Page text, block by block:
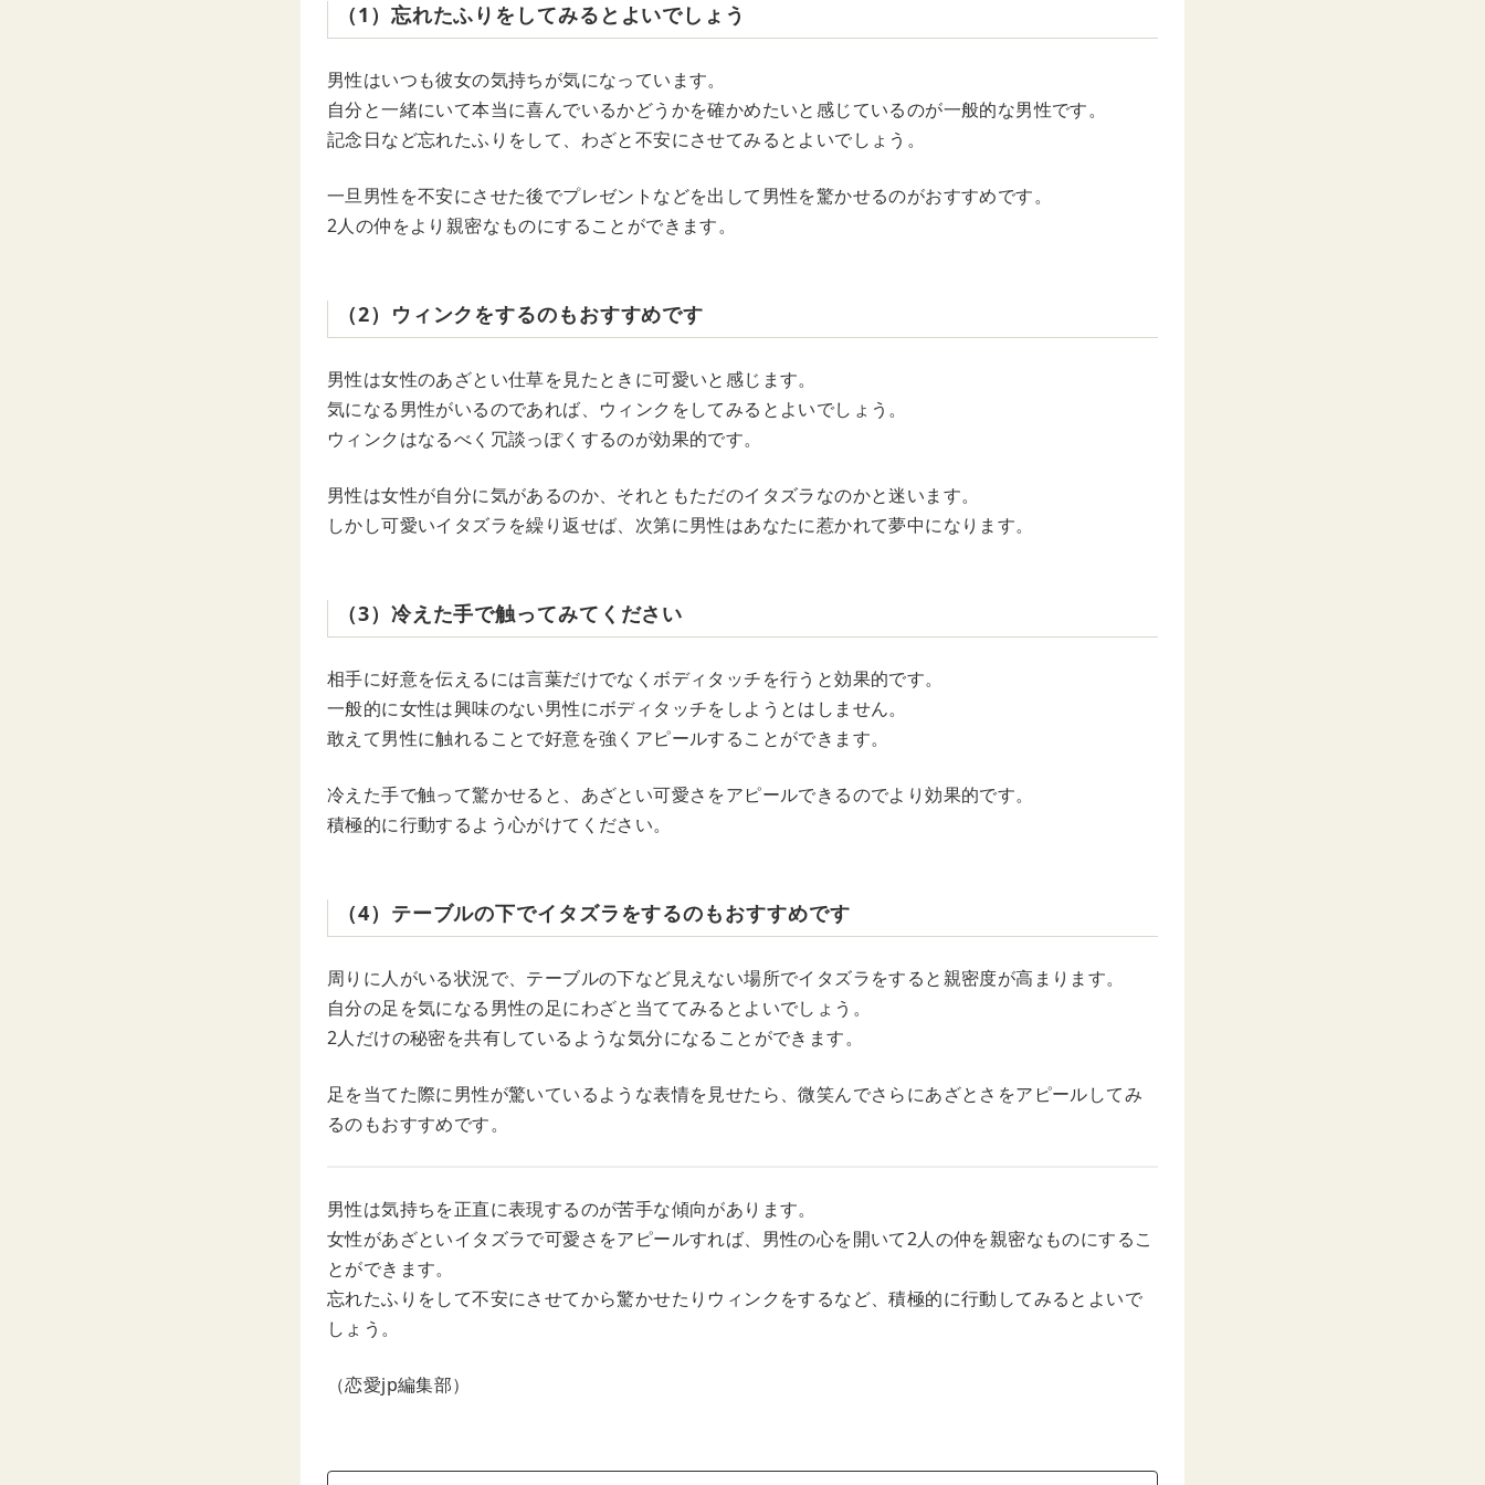
（1）忘れたふりをしてみるとよいでしょう
男性はいつも彼女の気持ちが気になっています。
自分と一緒にいて本当に喜んでいるかどうかを確かめたいと感じているのが一般的な男性です。
記念日など忘れたふりをして、わざと不安にさせてみるとよいでしょう。
一旦男性を不安にさせた後でプレゼントなどを出して男性を驚かせるのがおすすめです。
2人の仲をより親密なものにすることができます。
（2）ウィンクをするのもおすすめです
男性は女性のあざとい仕草を見たときに可愛いと感じます。
気になる男性がいるのであれば、ウィンクをしてみるとよいでしょう。
ウィンクはなるべく冗談っぽくするのが効果的です。
男性は女性が自分に気があるのか、それともただのイタズラなのかと迷います。
しかし可愛いイタズラを繰り返せば、次第に男性はあなたに惹かれて夢中になります。
（3）冷えた手で触ってみてください
相手に好意を伝えるには言葉だけでなくボディタッチを行うと効果的です。
一般的に女性は興味のない男性にボディタッチをしようとはしません。
敢えて男性に触れることで好意を強くアピールすることができます。
冷えた手で触って驚かせると、あざとい可愛さをアピールできるのでより効果的です。
積極的に行動するよう心がけてください。
（4）テーブルの下でイタズラをするのもおすすめです
周りに人がいる状況で、テーブルの下など見えない場所でイタズラをすると親密度が高まります。
自分の足を気になる男性の足にわざと当ててみるとよいでしょう。
2人だけの秘密を共有しているような気分になることができます。
足を当てた際に男性が驚いているような表情を見せたら、微笑んでさらにあざとさをアピールしてみ
るのもおすすめです。
男性は気持ちを正直に表現するのが苦手な傾向があります。
女性があざといイタズラで可愛さをアピールすれば、男性の心を開いて2人の仲を親密なものにするこ
とができます。
忘れたふりをして不安にさせてから驚かせたりウィンクをするなど、積極的に行動してみるとよいで
しょう。
（恋愛jp編集部）